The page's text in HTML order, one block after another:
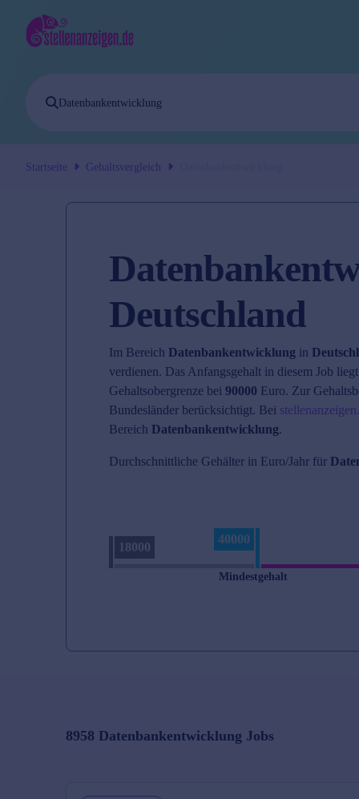
Startseite Gehaltsvergleich
Deutschland
Im Bereich Datenbankentwicklung in
verdienen. Das Anfangsgehalt in diesem Job
Gehaltsobergrenze bei 90000 Euro. Zur
Bundesländer berücksichtigt. Bei
Bereich Datenbankentwicklung.
Durchschnittliche Gehälter in Euro/Jahr für
18000
40000
Mindestgehalt
8958 Datenbankentwicklung Jobs